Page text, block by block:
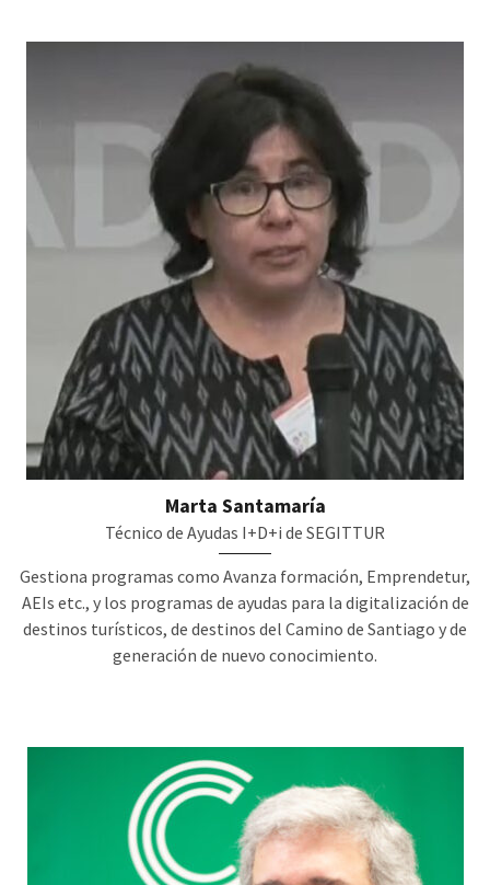
Marta Santamaría
Técnico de Ayudas I+D+i de SEGITTUR
Gestiona programas como Avanza formación, Emprendetur,
AEIs etc., y los programas de ayudas para la digitalización de
destinos turísticos, de destinos del Camino de Santiago y de
generación de nuevo conocimiento.